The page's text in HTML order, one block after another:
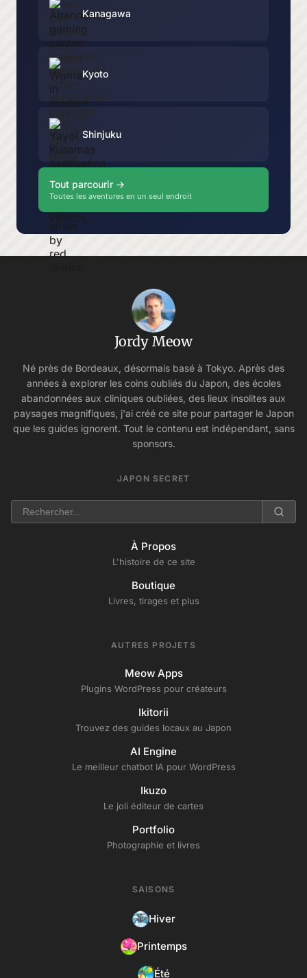
Kanagawa
Kyoto
Shinjuku
Tout parcourir →
Toutes les aventures en un seul endroit
Jordy Meow
Né près de Bordeaux, désormais basé à Tokyo. Après des
années à explorer les coins oubliés du Japon, des écoles
abandonnées aux cliniques oubliées, des lieux insolites aux
paysages magnifiques, j'ai créé ce site pour partager le Japon
que les guides ignorent. Tout le contenu est indépendant, sans
sponsors.
JAPON SECRET
À Propos
L'histoire de ce site
Boutique
Livres, tirages et plus
AUTRES PROJETS
Meow Apps
Plugins WordPress pour créateurs
Ikitorii
Trouvez des guides locaux au Japon
AI Engine
Le meilleur chatbot IA pour WordPress
Ikuzo
Le joli éditeur de cartes
Portfolio
Photographie et livres
SAISONS
Hiver
Printemps
Été